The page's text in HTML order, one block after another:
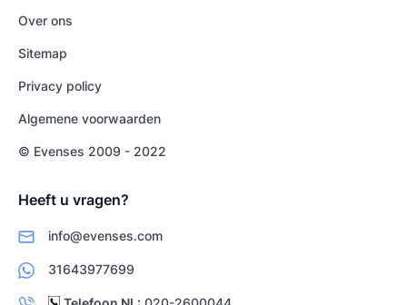
Over ons
Sitemap
Privacy policy
Algemene voorwaarden
© Evenses 2009 - 2022
Heeft u vragen?
info@evenses.com
31643977699